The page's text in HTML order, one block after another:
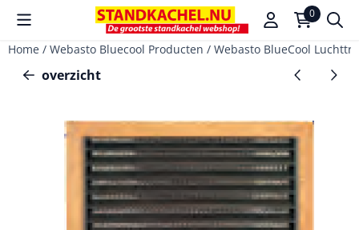
Cookievoorkeuren zijn beschikbaar. Kies instellingen of sta
0
Home / Webasto Bluecool Producten / Webasto BlueCool
overzicht